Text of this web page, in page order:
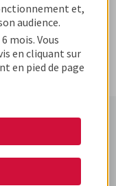
solutions.fr
et,
audience.
mois. Vous
en cliquant sur
en pied de page